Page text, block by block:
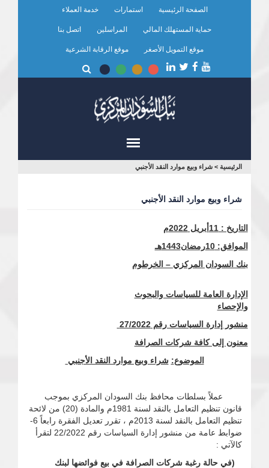
الصفحة الرئيسية استمارات خدمة العملاء
حماية المستهلك المالي المراسلين اتصل بنا
موقع التمويل الأصغر موقع الرقابة الشرعية
أنت
الرئيسية > شراء وبيع موارد النقد الأجنبي
شراء وبيع موارد النقد الأجنبي
التاريخ : 11أبريل 2022م
الموافق: 10رمضان1443هـ
بنك السودان المركزي – الخرطوم
الإدارة العامة للسياسات والبحوث
والإحصاء
منشور إدارة السياسات رقم 27/2022
معنون إلى كافة شركات الصرافة
الموضوع: شراء وبيع موارد النقد الأجنبي
عملاً بسلطات محافظ بنك السودان المركزي بموجب
قانون تنظيم التعامل بالنقد لسنة 1981م والمادة (20) من لائحة
تنظيم التعامل بالنقد لسنة 2013م ، تقرر تعديل الفقرة رابعاً 6-
ضوابط عامة من منشور إدارة السياسات رقم 22/2022 لتقرأ
كالآتي :
(في حالة رغبة شركات الصرافة في بيع فوائضها لبنك